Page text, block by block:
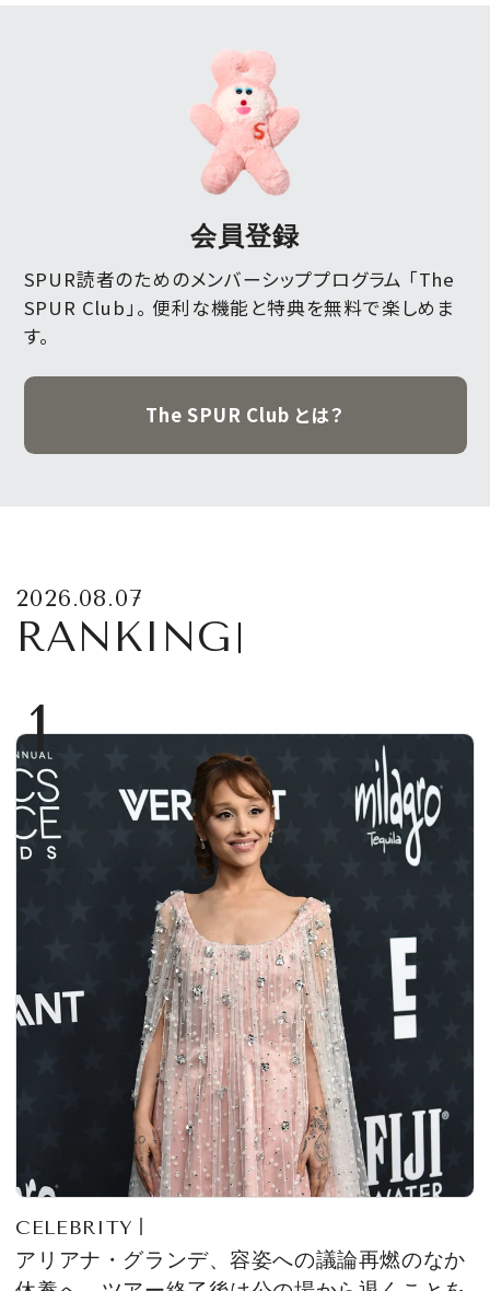
会員登録
SPUR読者のためのメンバーシッププログラム 「The
SPUR Club」。 便利な機能と特典を無料で楽しめま
す。
The SPUR Club とは？
2026.08.07
RANKING
1
CELEBRITY
アリアナ・グランデ、容姿への議論再燃のなか